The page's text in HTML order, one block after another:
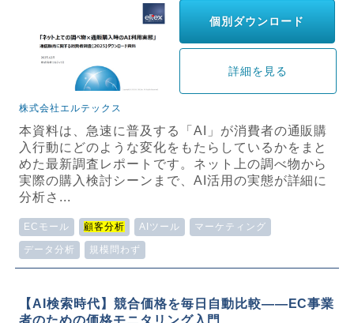
個別ダウンロード
詳細を見る
株式会社エルテックス
本資料は、急速に普及する「AI」が消費者の通販購
入行動にどのような変化をもたらしているかをまと
めた最新調査レポートです。ネット上の調べ物から
実際の購入検討シーンまで、AI活用の実態が詳細に
分析さ...
ECモール 顧客分析 AIツール マーケティング
データ分析 規模問わず
【AI検索時代】競合価格を毎日自動比較——EC事業
者のための価格モニタリング入門